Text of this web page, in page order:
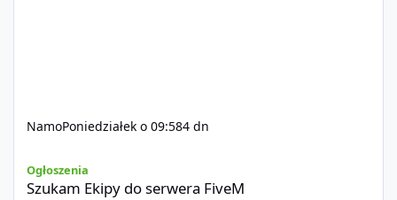
NamoPoniedziałek o 09:584 dn
Ogłoszenia
Szukam Ekipy do serwera FiveM